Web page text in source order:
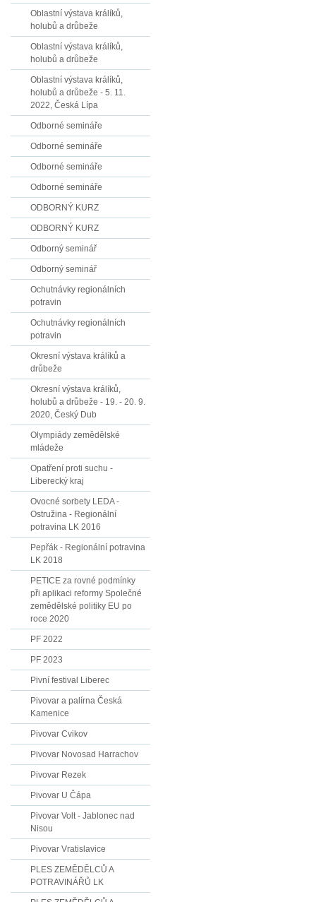
Oblastní výstava králíků,
holubů a drůbeže
Oblastní výstava králíků,
holubů a drůbeže
Oblastní výstava králíků,
holubů a drůbeže - 5. 11.
2022, Česká Lípa
Odborné semináře
Odborné semináře
Odborné semináře
Odborné semináře
ODBORNÝ KURZ
ODBORNÝ KURZ
Odborný seminář
Odborný seminář
Ochutnávky regionálních
potravin
Ochutnávky regionálních
potravin
Okresní výstava králíků a
drůbeže
Okresní výstava králíků,
holubů a drůbeže - 19. - 20. 9.
2020, Český Dub
Olympiády zemědělské
mládeže
Opatření proti suchu -
Liberecký kraj
Ovocné sorbety LEDA -
Ostružina - Regionální
potravina LK 2016
Pepřák - Regionální potravina
LK 2018
PETICE za rovné podmínky
při aplikaci reformy Společné
zemědělské politiky EU po
roce 2020
PF 2022
PF 2023
Pivní festival Liberec
Pivovar a palírna Česká
Kamenice
Pivovar Cvikov
Pivovar Novosad Harrachov
Pivovar Rezek
Pivovar U Čápa
Pivovar Volt - Jablonec nad
Nisou
Pivovar Vratislavice
PLES ZEMĚDĚLCŮ A
POTRAVINÁŘŮ LK